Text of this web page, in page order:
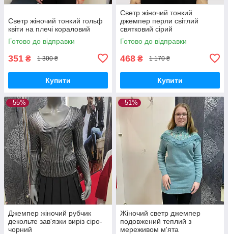
Светр жіночий тонкий гольф
квіти на плечі кораловий
Готово до відправки
351 ₴ 1 300 ₴
Купити
Светр жіночий тонкий
джемпер перли світлий
святковий сірий
Готово до відправки
468 ₴ 1 170 ₴
Купити
–55%
Джемпер жіночий рубчик
декольте зав'язки виріз сіро-
чорний
–51%
Жіночий светр джемпер
подовжений теплий з
мереживом м'ята